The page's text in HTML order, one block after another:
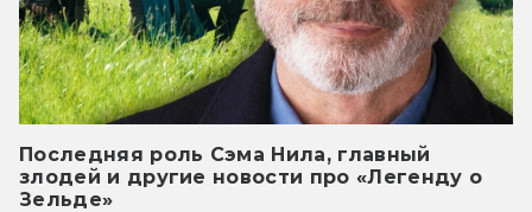
Последняя роль Сэма Нила, главный
злодей и другие новости про «Легенду о
Зельде»